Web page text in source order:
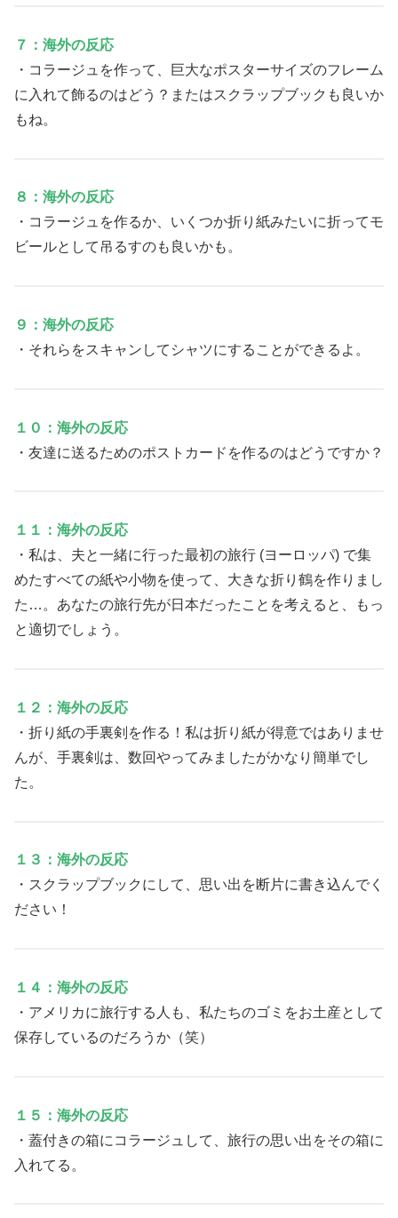
７：海外の反応
・コラージュを作って、巨大なポスターサイズのフレーム
に入れて飾るのはどう？またはスクラップブックも良いか
もね。
８：海外の反応
・コラージュを作るか、いくつか折り紙みたいに折ってモ
ビールとして吊るすのも良いかも。
９：海外の反応
・それらをスキャンしてシャツにすることができるよ。
１０：海外の反応
・友達に送るためのポストカードを作るのはどうですか？
１１：海外の反応
・私は、夫と一緒に行った最初の旅行 (ヨーロッパ) で集
めたすべての紙や小物を使って、大きな折り鶴を作りまし
た…。あなたの旅行先が日本だったことを考えると、もっ
と適切でしょう。
１２：海外の反応
・折り紙の手裏剣を作る！私は折り紙が得意ではありませ
んが、手裏剣は、数回やってみましたがかなり簡単でし
た。
１３：海外の反応
・スクラップブックにして、思い出を断片に書き込んでく
ださい！
１４：海外の反応
・アメリカに旅行する人も、私たちのゴミをお土産として
保存しているのだろうか（笑）
１５：海外の反応
・蓋付きの箱にコラージュして、旅行の思い出をその箱に
入れてる。